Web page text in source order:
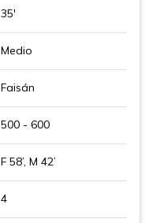
35'
Medio
Faisán
500 - 600
F 58’, M 42’
4